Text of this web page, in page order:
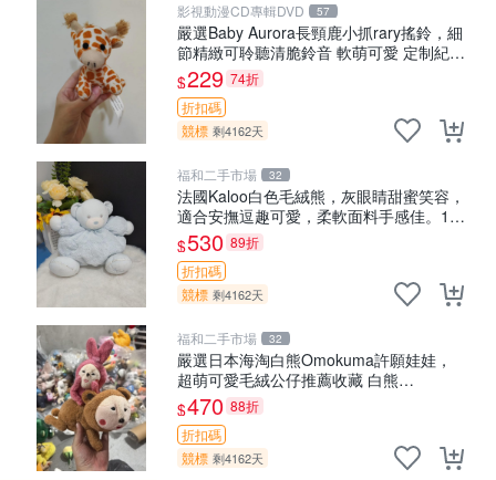
影視動漫CD專輯DVD 57
嚴選Baby Aurora長頸鹿小抓rary搖鈴，細
節精緻可聆聽清脆鈴音 軟萌可愛 定制紀念
金屬搖鈴 新手媽咪推薦 長頸鹿 抓rary 搖
鈴
$229 74折
折扣碼
競標 剩4162天
福和二手市場 32
法國Kaloo白色毛絨熊，灰眼睛甜蜜笑容，
適合安撫逗趣可愛，柔軟面料手感佳。14
白色安撫熊 毛絨玩具 寶寶逗樂具
$530 89折
折扣碼
競標 剩4162天
福和二手市場 32
嚴選日本海淘白熊Omokuma許願娃娃，
超萌可愛毛絨公仔推薦收藏 白熊
Omokuma 毛絨玩具 偽裝娃娃 玩具擺飾
$470 88折
折扣碼
競標 剩4162天